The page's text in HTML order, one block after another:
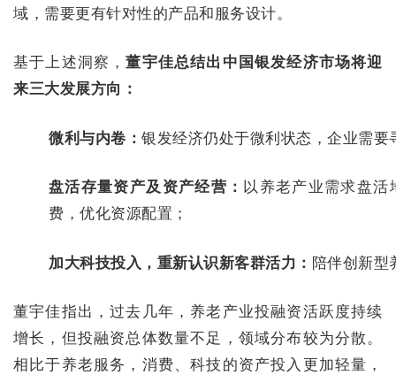
域，需要更有针对性的产品和服务设计。
基于上述洞察，董宇佳总结出中国银发经济市场将迎
来三大发展方向：
微利与内卷：银发经济仍处于微利状态，企业需
盘活存量资产及资产经营： 以养老产业需求盘活
费，优化资源配置；
加大科技投入，重新认识新客群活力： 陪伴创新型
董宇佳指出，过去几年，养老产业投融资活跃度持续
增长，但投融资总体数量不足，领域分布较为分散。
相比于养老服务，消费、科技的资产投入更加轻量，